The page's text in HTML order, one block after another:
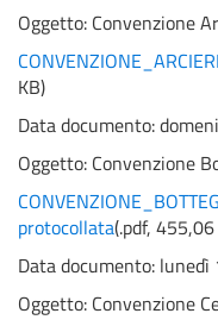
Oggetto: Convenzione
KB)
Data documento:
Oggetto: Convenzione
protocollata(.pdf, 455,06
Data documento:
Oggetto: Convenzione